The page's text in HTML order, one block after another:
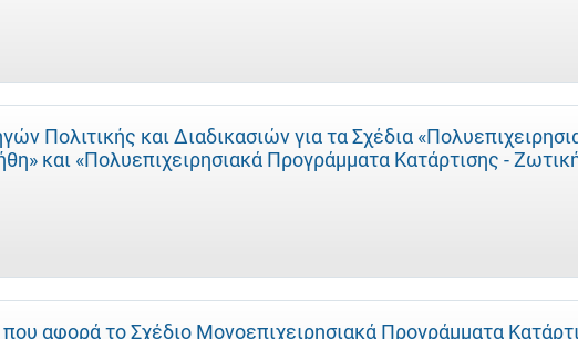
Πολιτικής και Διαδικασιών για τα Σχέδια
και «Πολυεπιχειρησιακά Προγράμματα Κατάρτισης -
αφορά το Σχέδιο Μονοεπιχειρησιακά Προγράμματα